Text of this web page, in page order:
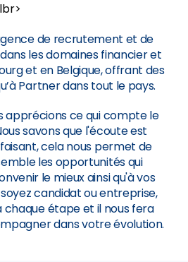
de recrutement et de
les domaines financier et
et en Belgique, offrant des
Partner dans tout le pays.
apprécions ce qui compte le
savons que l'écoute est
cela nous permet de
les opportunités qui
le mieux ainsi qu'à vos
candidat ou entreprise,
chaque étape et il nous fera
dans votre évolution.